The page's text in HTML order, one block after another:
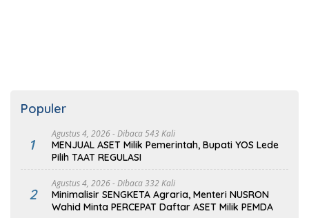
Populer
1
Agustus 4, 2026- Dibaca 543 Kali
MENJUAL ASET Milik Pemerintah, Bupati YOS Lede
Pilih TAAT REGULASI
2
Agustus 4, 2026- Dibaca 332 Kali
Minimalisir SENGKETA Agraria, Menteri NUSRON
Wahid Minta PERCEPAT Daftar ASET Milik PEMDA